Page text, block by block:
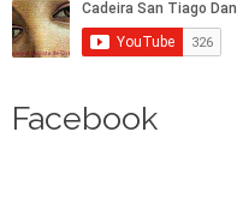
Facebook